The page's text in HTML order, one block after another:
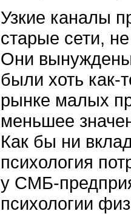
Узкие каналы
старые сети,
Они
были хоть как-
рынке малых
меньшее
Как бы ни
психология
у СМБ-
психологии